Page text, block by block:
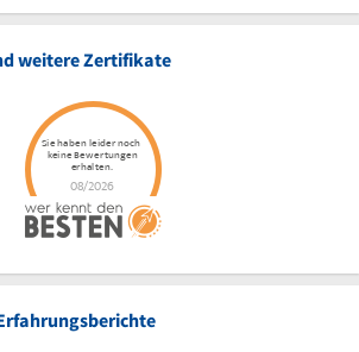
weitere Zertifikate